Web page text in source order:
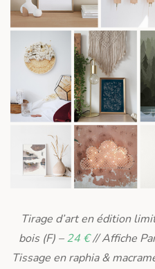
Tirage d’art en édition
bois (F) –24 €// Affiche
Tissage en raphia &